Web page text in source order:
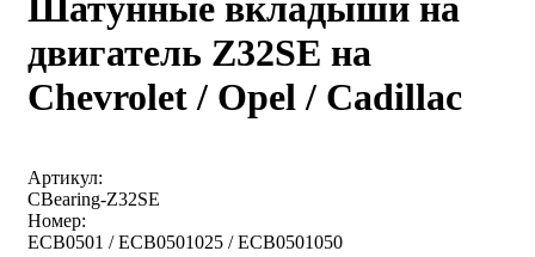
Шатунные вкладыши на
двигатель Z32SE на
Chevrolet / Opel / Cadillac
Артикул:
CBearing-Z32SE
Номер:
ECB0501 / ECB0501025 / ECB0501050